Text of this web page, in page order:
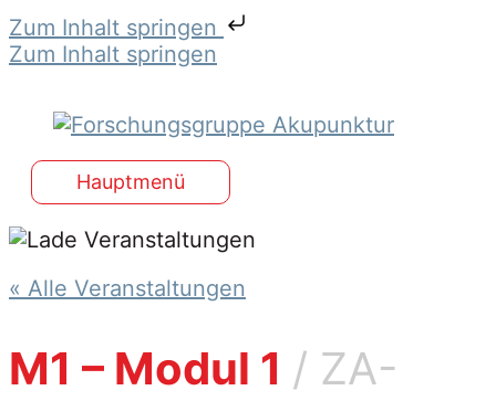
Zum Inhalt springen
Zum Inhalt springen
Hauptmenü
« Alle Veranstaltungen
M1 – Modul 1 / ZA-
der
Ticketanzahl
für
Zoom-
04.12.2027
die
Ticketsanzahl
für
Zoom-
04.12.2027